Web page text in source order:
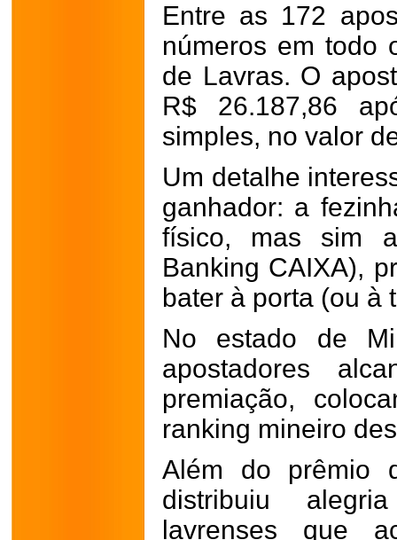
Entre as 172
números em todo
de Lavras. O
R$ 26.187,86
simples, no valor
Um detalhe
ganhador: a
físico, mas sim
Banking CAIXA),
bater à porta (ou à
No estado de
apostadores
premiação,
ranking mineiro
Além do prêmio
distribuiu
lavrenses que